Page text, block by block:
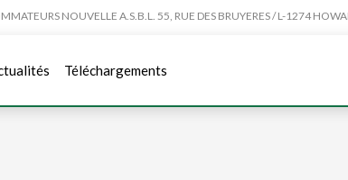
NOUVELLE A.S.B.L. 55, RUE DES BRUYERES / L-1274
Téléchargements